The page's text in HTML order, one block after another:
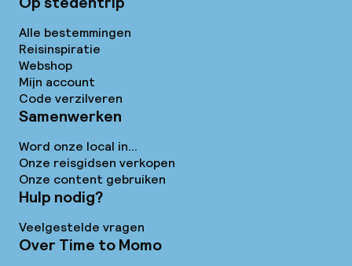
Alle bestemmingen
Reisinspiratie
Webshop
Mijn account
Code verzilveren
Samenwerken
Word onze local in...
Onze reisgidsen verkopen
Onze content gebruiken
Hulp nodig?
Veelgestelde vragen
Over Time to Momo